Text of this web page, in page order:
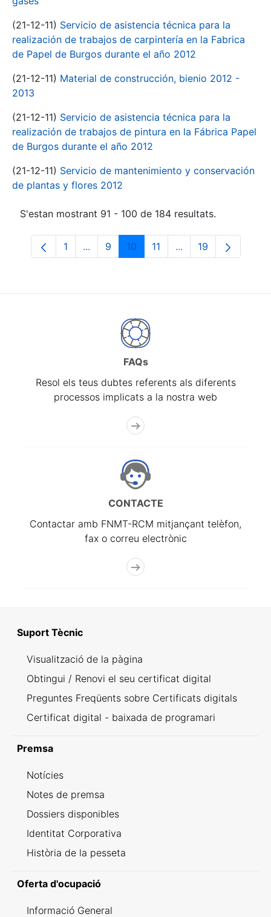
(21-12-11) Servicio de asistencia técnica para la
realización de trabajos de carpintería en la Fabrica
de Papel de Burgos durante el año 2012
(21-12-11) Material de construcción, bienio 2012 -
2013
(21-12-11) Servicio de asistencia técnica para la
realización de trabajos de pintura en la Fábrica Papel
de Burgos durante el año 2012
(21-12-11) Servicio de mantenimiento y conservación
de plantas y flores 2012
S'estan mostrant 91 - 100 de 184 resultats.
Pàgina
1 ...Pàgines intermèdies Utilitzeu TAB per
Pàgina
9 Pàgina
10 Pàgina
11 ...PàginesPàgina
19
FAQs
Resol els teus dubtes referents als diferents
processos implicats a la nostra web
CONTACTE
Contactar amb FNMT-RCM mitjançant telèfon,
fax o correu electrònic
Suport Tècnic
Visualització de la pàgina
Obtingui / Renovi el seu certificat digital
Preguntes Freqüents sobre Certificats digitals
Certificat digital - baixada de programari
Premsa
Notícies
Notes de premsa
Dossiers disponibles
Identitat Corporativa
Història de la pesseta
Oferta d'ocupació
Informació General